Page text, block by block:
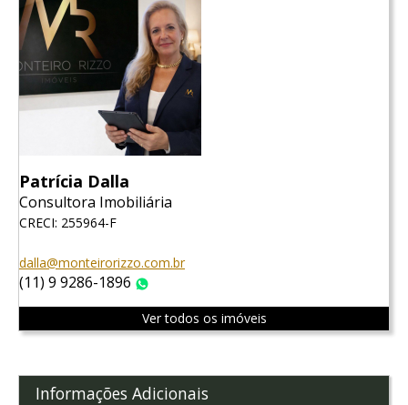
Patrícia Dalla
Consultora Imobiliária
CRECI: 255964-F
dalla@monteirorizzo.com.br
(11) 9 9286-1896
Ver todos os imóveis
Informações Adicionais